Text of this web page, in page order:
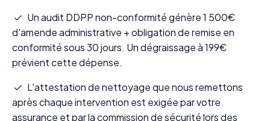
Un audit DDPP non-conformité génère 1 500€
d'amende administrative + obligation de remise en
conformité sous 30 jours. Un dégraissage à 199€
prévient cette dépense.
L'attestation de nettoyage que nous remettons
après chaque intervention est exigée par votre
assurance et par la commission de sécurité lors des